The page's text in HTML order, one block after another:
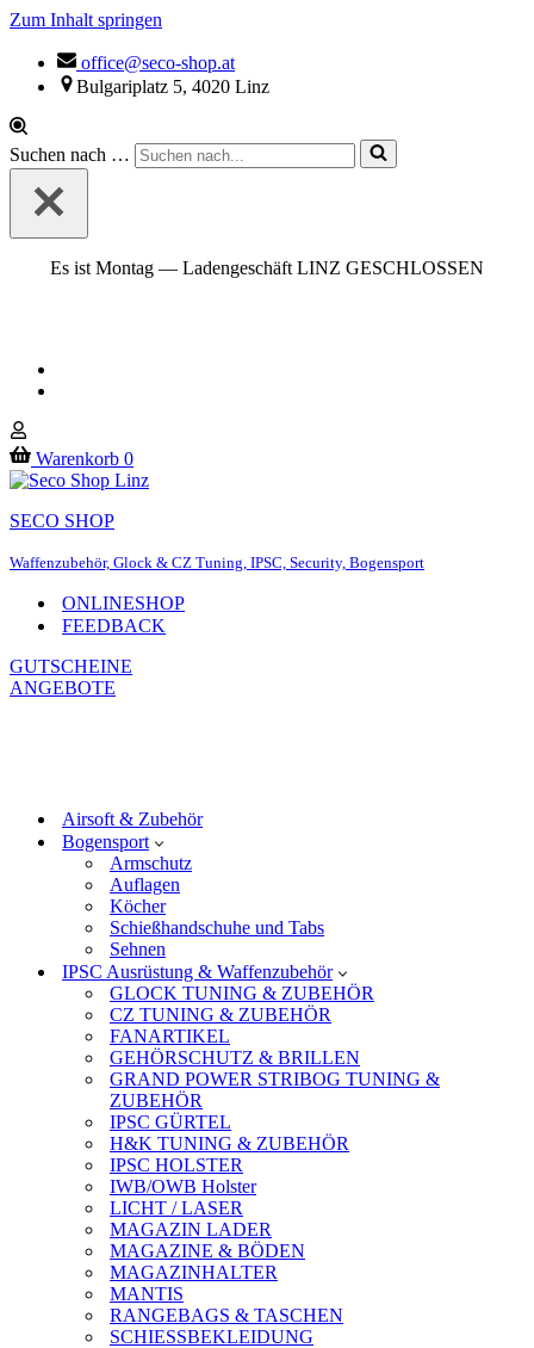
Zum Inhalt springen
office@seco-shop.at
Bulgariplatz 5, 4020 Linz
Suchen nach …
Es ist Montag — Ladengeschäft LINZ GESCHLOSSEN
Warenkorb 0
SECO SHOP
Waffenzubehör, Glock & CZ Tuning, IPSC, Security, Bogensport
ONLINESHOP
FEEDBACK
GUTSCHEINE
ANGEBOTE
Airsoft & Zubehör
Bogensport
Armschutz
Auflagen
Köcher
Schießhandschuhe und Tabs
Sehnen
IPSC Ausrüstung & Waffenzubehör
GLOCK TUNING & ZUBEHÖR
CZ TUNING & ZUBEHÖR
FANARTIKEL
GEHÖRSCHUTZ & BRILLEN
GRAND POWER STRIBOG TUNING &
ZUBEHÖR
IPSC GÜRTEL
H&K TUNING & ZUBEHÖR
IPSC HOLSTER
IWB/OWB Holster
LICHT / LASER
MAGAZIN LADER
MAGAZINE & BÖDEN
MAGAZINHALTER
MANTIS
RANGEBAGS & TASCHEN
SCHIESSBEKLEIDUNG